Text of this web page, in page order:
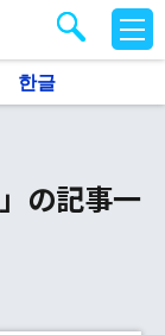
한글
M
E
の記事一